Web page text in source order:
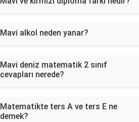
Mavi alkol neden yanar?
Mavi deniz matematik 2 sınıf
cevapları nerede?
Matematikte ters A ve ters E ne
demek?